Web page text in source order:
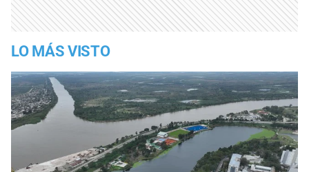
LO MÁS VISTO